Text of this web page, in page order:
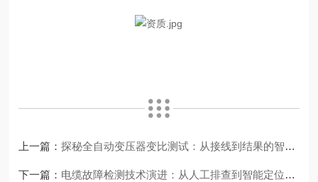
上一篇：探秘全自动变压器变比测试：从接线到结果的智能化飞跃
下一篇： 电缆故障检测技术演进：从人工排查到智能定位的跨越